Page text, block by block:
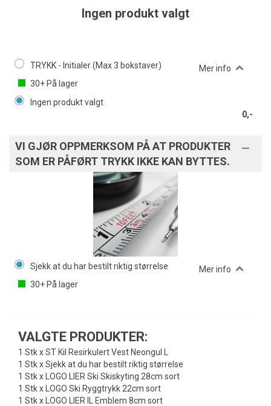
Ingen produkt valgt
TRYKK - Initialer (Max 3 bokstaver)
Mer info
30+ På lager
Ingen produkt valgt
0,-
VI GJØR OPPMERKSOM PÅ AT PRODUKTER
SOM ER PÅFØRT TRYKK IKKE KAN BYTTES.
Sjekk at du har bestilt riktig størrelse
Mer info
30+ På lager
VALGTE PRODUKTER:
1 Stk x ST Kil Resirkulert Vest Neongul L
1 Stk x Sjekk at du har bestilt riktig størrelse
1 Stk x LOGO LIER Ski Skiskyting 28cm sort
1 Stk x LOGO Ski Ryggtrykk 22cm sort
1 Stk x LOGO LIER IL Emblem 8cm sort